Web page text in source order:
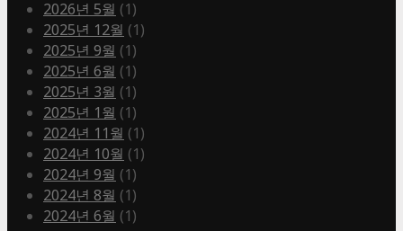
2026년 5월 (1)
2025년 12월 (1)
2025년 9월 (1)
2025년 6월 (1)
2025년 3월 (1)
2025년 1월 (1)
2024년 11월 (1)
2024년 10월 (1)
2024년 9월 (1)
2024년 8월 (1)
2024년 6월 (1)